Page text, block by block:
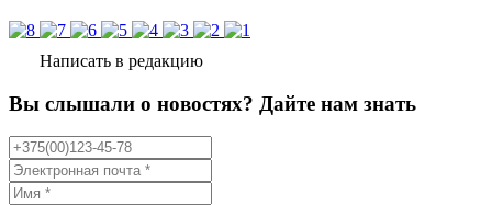
Написать в редакцию
Вы слышали о новостях? Дайте нам знать